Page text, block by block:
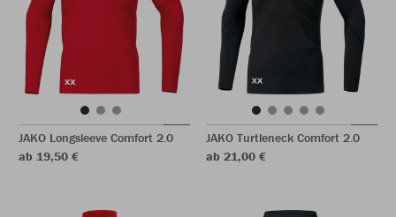
JAKO Longsleeve Comfort 2.0
ab 19,50 €
JAKO Turtleneck Comfort 2.0
ab 21,00 €